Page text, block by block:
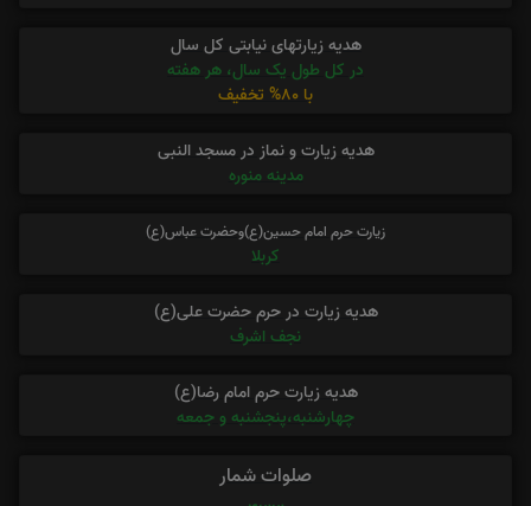
هدیه زیارتهای نیابتی کل سال
در کل طول یک سال، هر هفته
با 80% تخفیف
هدیه زیارت و نماز در مسجد النبی
مدینه منوره
زیارت حرم امام حسین(ع)وحضرت عباس(ع)
کربلا
هدیه زیارت در حرم حضرت علی(ع)
نجف اشرف
هدیه زیارت حرم امام رضا(ع)
چهارشنبه،پنجشنبه و جمعه
صلوات شمار